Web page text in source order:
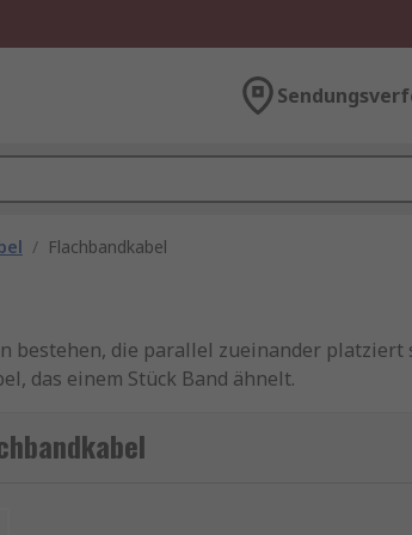
/ Flachbandkabel
bestehen, die parallel zueinander platziert
das einem Stück Band ähnelt.
Marken wie 3M
für eine garantierte Lieferung